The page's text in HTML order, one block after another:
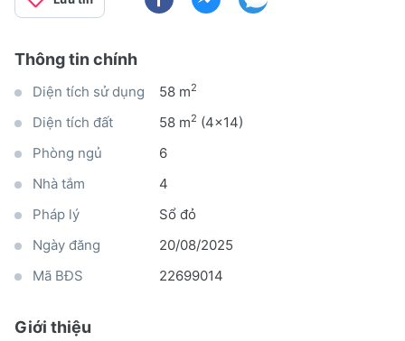
Thông tin chính
Diện tích sử dụng 58 m2
Diện tích đất 58 m2 (4x14)
Phòng ngủ
6
Nhà tắm
4
Pháp lý
Sổ đỏ
Ngày đăng
20/08/2025
Mã BĐS
22699014
Giới thiệu